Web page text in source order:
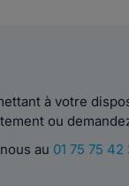
à votre
ou
au 01 75 75 42